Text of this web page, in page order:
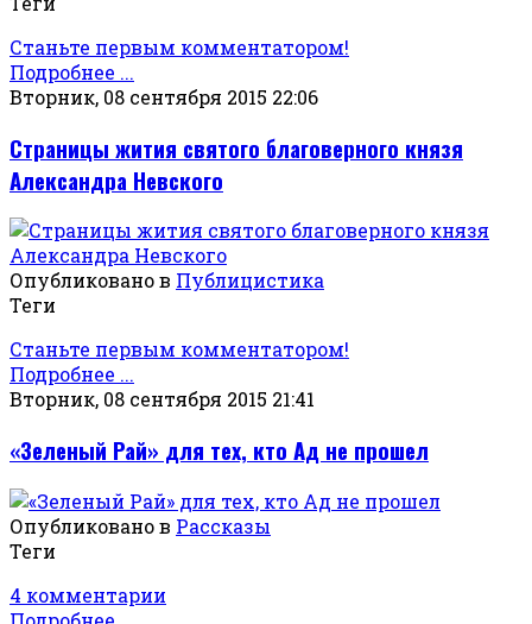
Станьте первым комментатором!
Подробнее ...
Вторник, 08 сентября 2015 22:06
Страницы жития святого благоверного князя
Александра Невского
Опубликовано в Публицистика
Теги
Станьте первым комментатором!
Подробнее ...
Вторник, 08 сентября 2015 21:41
«Зеленый Рай» для тех, кто Ад не прошел
Опубликовано в Рассказы
Теги
4 комментарии